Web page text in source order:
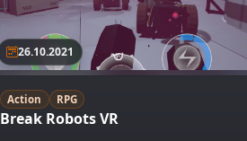
26.10.2021
Action RPG
Break Robots VR